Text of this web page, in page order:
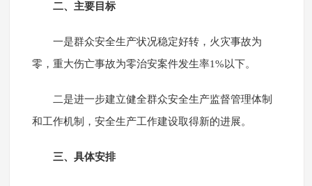
二、主要目标
一是群众安全生产状况稳定好转，火灾事故为
零，重大伤亡事故为零治安案件发生率1%以下。
二是进一步建立健全群众安全生产监督管理体制
和工作机制，安全生产工作建设取得新的进展。
三、具体安排